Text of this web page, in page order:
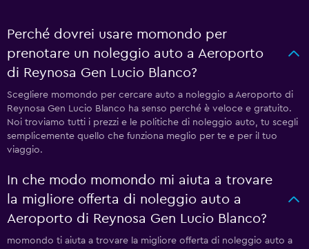
Perché dovrei usare momondo per
prenotare un noleggio auto a Aeroporto
di Reynosa Gen Lucio Blanco?
Scegliere momondo per cercare auto a noleggio a Aeroporto di
Reynosa Gen Lucio Blanco ha senso perché è veloce e gratuito.
Noi troviamo tutti i prezzi e le politiche di noleggio auto, tu scegli
semplicemente quello che funziona meglio per te e per il tuo
viaggio.
In che modo momondo mi aiuta a trovare
la migliore offerta di noleggio auto a
Aeroporto di Reynosa Gen Lucio Blanco?
momondo ti aiuta a trovare la migliore offerta di noleggio auto a